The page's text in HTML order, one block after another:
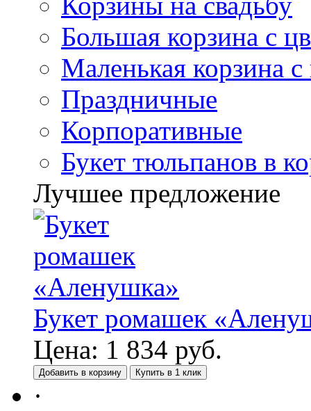
Большая корзина с
Маленькая корзина
Праздничные
Корпоративные
Букет тюльпанов в
Лучшее предложение
Букет ромашек
Цена: 1 834 руб.
Добавить в корзину Купить в 1 клик
·